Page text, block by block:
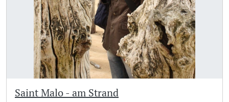
Saint Malo - am Strand